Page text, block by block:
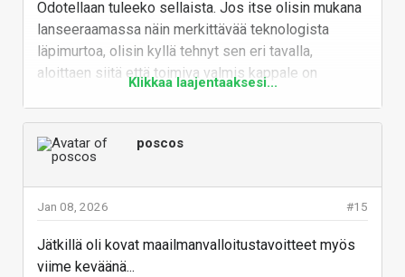
Odotellaan tuleeko sellaista. Jos itse olisin mukana
lanseeraamassa näin merkittävää teknologista
läpimurtoa, olisin kyllä tehnyt sen eri tavalla,
aloittaen siitä että toimiva valmis kappale on
kolmannen osapuolen testattavana vahvistaen
Vastaa
Klikkaa laajentaaksesi...
poscos
#15
Jan 08, 2026
Jätkillä oli kovat maailmanvalloitustavoitteet myös
viime keväänä...